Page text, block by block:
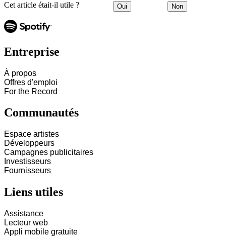
Cet article était-il utile ? Oui Non
Entreprise
À propos
Offres d'emploi
For the Record
Communautés
Espace artistes
Développeurs
Campagnes publicitaires
Investisseurs
Fournisseurs
Liens utiles
Assistance
Lecteur web
Appli mobile gratuite